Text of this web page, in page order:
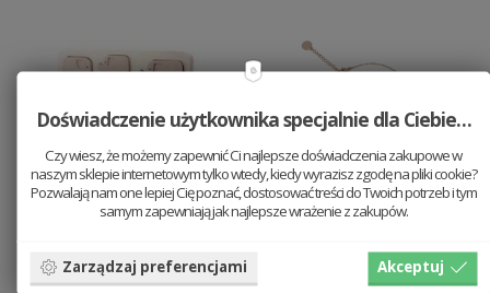
135.2 PLN 169 PLN
Bracelet
84.5 PLN169 PLN
Doświadczenie użytkownika specjalnie dla Ciebie…
Czy wiesz, że możemy zapewnić Ci najlepsze doświadczenia zakupowe w
naszym sklepie internetowym tylko wtedy, kiedy wyrazisz zgodę na pliki cookie?
Pozwalają nam one lepiej Cię poznać, dostosować treści do Twoich potrzeb i tym
samym zapewniają jak najlepsze wrażenie z zakupów.
Zarządzaj preferencjami Akceptuj